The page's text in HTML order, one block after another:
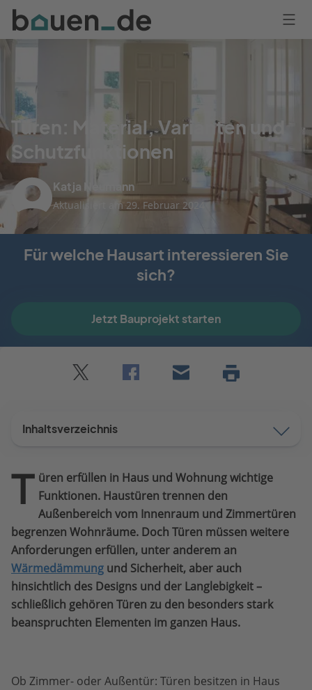
Bauen
Logo
Türen: Material, Varianten und
Schutzfunktionen
Katja Neumann
Aktualisiert am 29. Februar 2024
Für welche Hausart interessieren Sie
sich?
Jetzt Bauprojekt starten
Inhaltsverzeichnis
T üren erfüllen in Haus und Wohnung wichtige
Funktionen. Haustüren trennen den
Außenbereich vom Innenraum und Zimmertüren
begrenzen Wohnräume. Doch Türen müssen weitere
Anforderungen erfüllen, unter anderem an
Wärmedämmung und Sicherheit, aber auch
hinsichtlich des Designs und der Langlebigkeit –
schließlich gehören Türen zu den besonders stark
beanspruchten Elementen im ganzen Haus.
Ob Zimmer- oder Außentür: Türen besitzen in Haus